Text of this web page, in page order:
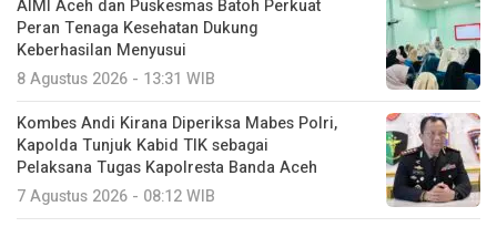
AIMI Aceh dan Puskesmas Batoh Perkuat
Peran Tenaga Kesehatan Dukung
Keberhasilan Menyusui
8 Agustus 2026 - 13:31 WIB
Kombes Andi Kirana Diperiksa Mabes Polri,
Kapolda Tunjuk Kabid TIK sebagai
Pelaksana Tugas Kapolresta Banda Aceh
7 Agustus 2026 - 08:12 WIB